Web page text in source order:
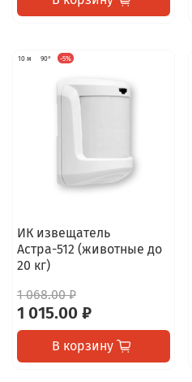
10 м 90° -5%
ИК извещатель
Астра-512 (животные до
20 кг)
1 068.00 ₽
1 015.00 ₽
В корзину